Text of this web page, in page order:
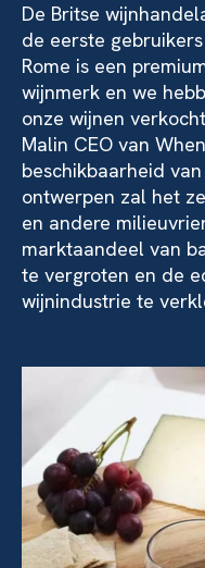
De Britse
de eerste
Rome is een
wijnmerk en we
onze wijnen
Malin CEO van
beschikbaarheid
ontwerpen zal het
en andere
marktaandeel van
te vergroten en de
wijnindustrie te